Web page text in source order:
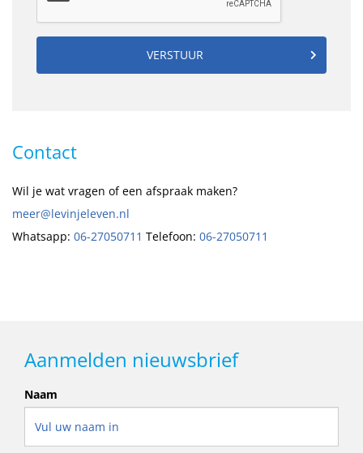
VERSTUUR
Contact
Wil je wat vragen of een afspraak maken?
meer@levinjeleven.nl
Whatsapp: 06-27050711 Telefoon: 06-27050711
Aanmelden nieuwsbrief
Naam